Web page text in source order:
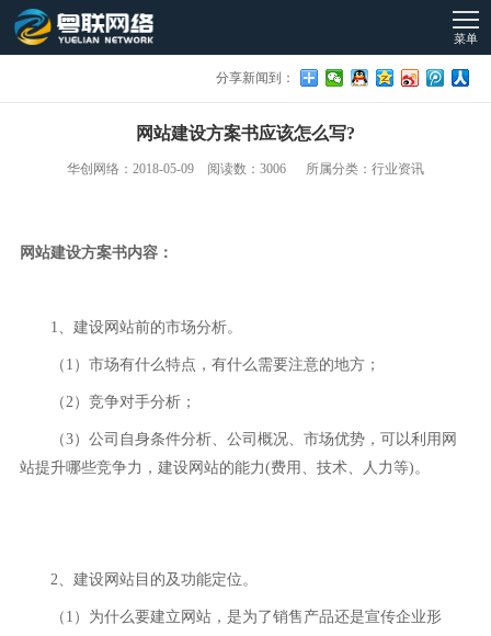
菜单
分享新闻到：
网站建设方案书应该怎么写?
华创网络：2018-05-09 阅读数：3006 所属分类：行业资讯
网站建设方案书内容：
1、建设网站前的市场分析。
（1）市场有什么特点，有什么需要注意的地方；
（2）竞争对手分析；
（3）公司自身条件分析、公司概况、市场优势，可以利用网
站提升哪些竞争力，建设网站的能力(费用、技术、人力等)。
2、建设网站目的及功能定位。
（1）为什么要建立网站，是为了销售产品还是宣传企业形